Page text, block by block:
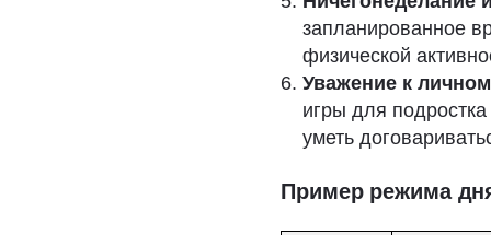
запланированное
физической
Уважение к
игры для
уметь
Пример режима